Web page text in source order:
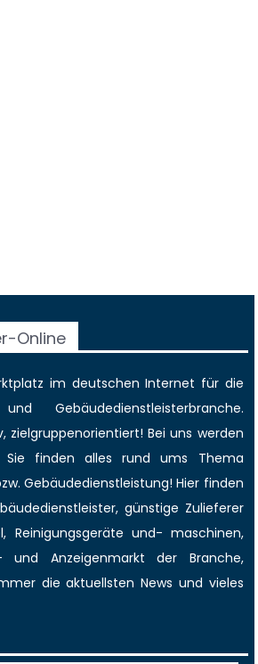
Online
im deutschen Internet für die
Gebäudedienstleisterbranche.
zielgruppenorientiert! Bei uns werden
finden alles rund ums Thema
Gebäudedienstleistung! Hier finden
günstige Zulieferer
Reinigungsgeräte und- maschinen,
und Anzeigenmarkt der Branche,
dieaktuellsten News und vieles